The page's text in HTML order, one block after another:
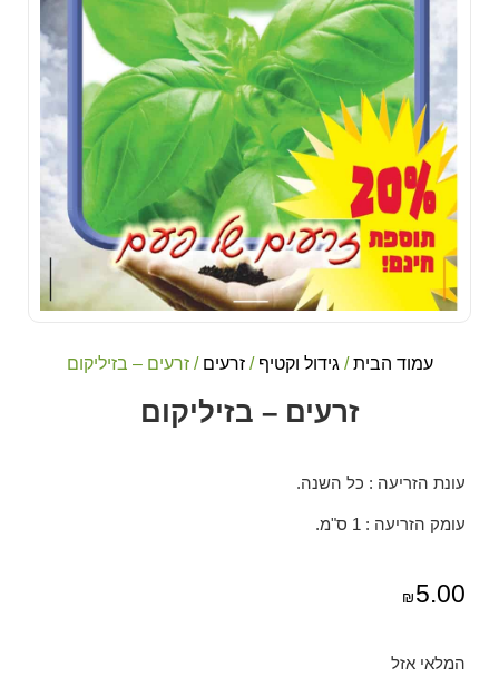
עמוד הבית/ גידול וקטיף /זרעים / זרעים – בזיליקום
זרעים – בזיליקום
עונת הזריעה : כל השנה.
עומק הזריעה : 1 ס"מ.
₪ 5.00
המלאי אזל